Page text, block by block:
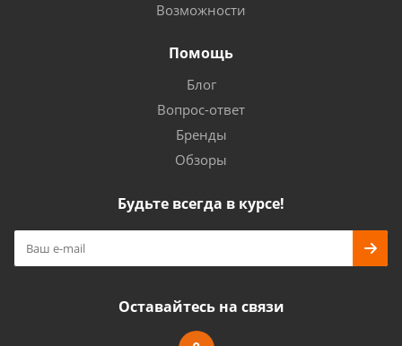
Возможности
Помощь
Блог
Вопрос-ответ
Бренды
Обзоры
Будьте всегда в курсе!
Оставайтесь на связи